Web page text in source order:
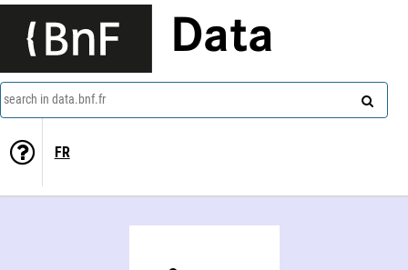
Data
search in data.bnf.fr
FR